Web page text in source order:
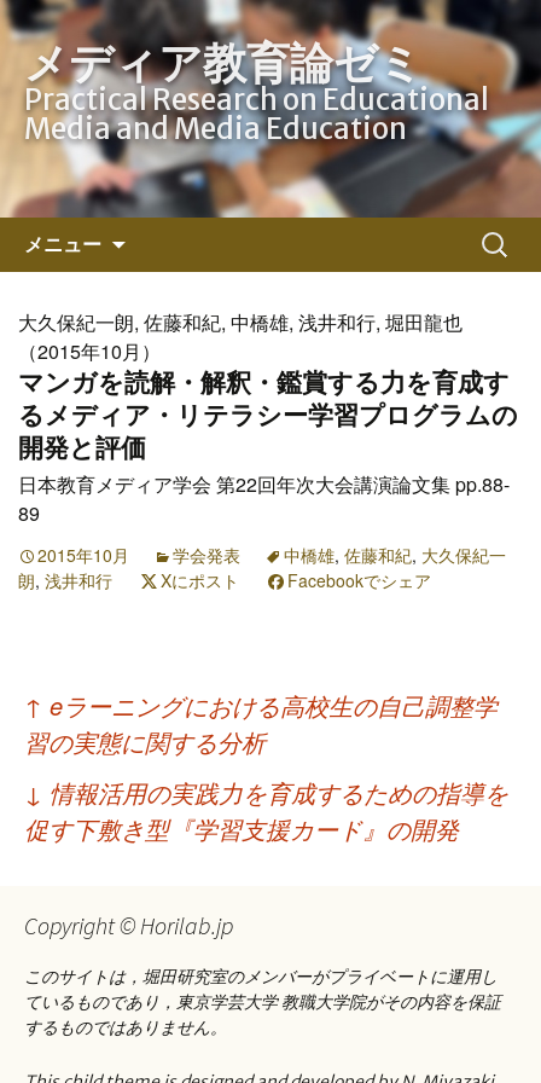
メディア教育論ゼミ
Practical Research on Educational
Media and Media Education
メニュー
ン
ツ
へ
ス
キ
ッ
プ
検
索:
大久保紀一朗, 佐藤和紀, 中橋雄, 浅井和行, 堀田龍也
（2015年10月）
マンガを読解・解釈・鑑賞する力を育成す
るメディア・リテラシー学習プログラムの
開発と評価
日本教育メディア学会 第22回年次大会講演論文集 pp.88-
89
2015年10月 学会発表 中橋雄, 佐藤和紀, 大久保紀一
朗, 浅井和行 Xにポスト Facebookでシェア
投
稿
ナ
ビ
ー
ョ
ン
↑ eラーニングにおける高校生の自己調整学
習の実態に関する分析
↓ 情報活用の実践力を育成するための指導を
促す下敷き型『学習支援カード』の開発
Copyright © Horilab.jp
このサイトは，堀田研究室のメンバーがプライベートに運用し
ているものであり，東京学芸大学 教職大学院がその内容を保証
するものではありません。